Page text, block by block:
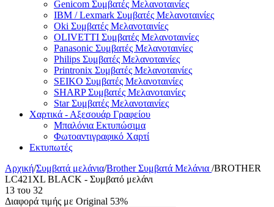
Genicom Συμβατές Μελανοταινίες
IBM / Lexmark Συμβατές Μελανοταινίες
Oki Συμβατές Μελανοταινίες
OLIVETTI Συμβατές Μελανοταινίες
Panasonic Συμβατές Μελανοταινίες
Philips Συμβατές Μελανοταινίες
Printronix Συμβατές Μελανοταινίες
SEIKO Συμβατές Μελανοταινίες
SHARP Συμβατές Μελανοταινίες
Star Συμβατές Μελανοταινίες
Χαρτικά - Αξεσουάρ Γραφείου
Μπαλόνια Εκτυπώσιμα
Φωτοαντιγραφικό Χαρτί
Εκτυπωτές
Αρχική/Συμβατά μελάνια/Brother Συμβατά Μελάνια /BROTHER
LC421XL BLACK - Συμβατό μελάνι
13 του 32
Διαφορά τιμής με Original 53%